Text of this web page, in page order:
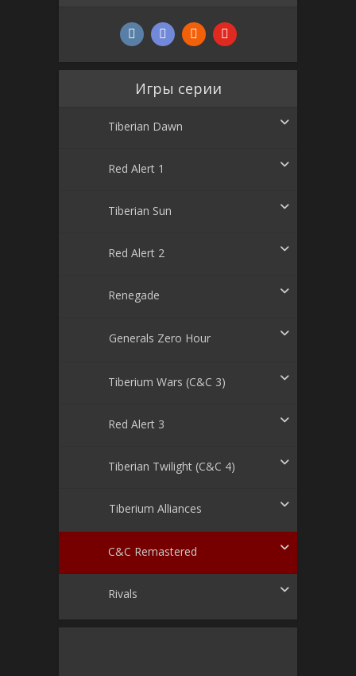
Игры серии
Tiberian Dawn
Red Alert 1
Tiberian Sun
Red Alert 2
Renegade
Generals Zero Hour
Tiberium Wars (C&C 3)
Red Alert 3
Tiberian Twilight (C&C 4)
Tiberium Alliances
C&C Remastered
Rivals